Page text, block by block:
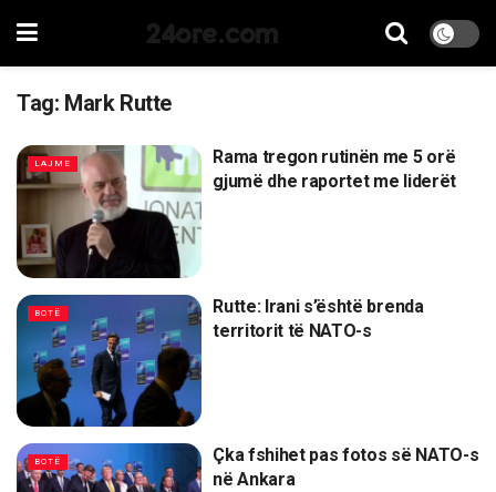
24ore.com
Tag: Mark Rutte
LAJME
Rama tregon rutinën me 5 orë
gjumë dhe raportet me liderët
BOTË
Rutte: Irani s’është brenda
territorit të NATO-s
BOTË
Çka fshihet pas fotos së NATO-s
në Ankara